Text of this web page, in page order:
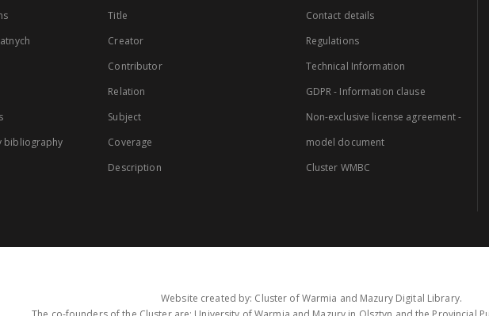
bibliography
Title
Creator
Contributor
Relation
Subject
Coverage
Description
Contact details
Regulations
Technical Information
GDPR - Information clause
Non-exclusive license agreement -
model document
Cluster WMBC
Website created by: Cluster of Warmia and Mazury Digital Library.